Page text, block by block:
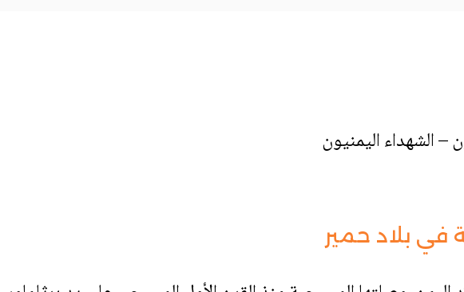
– الشهداء اليمنيون
في بلاد حمير